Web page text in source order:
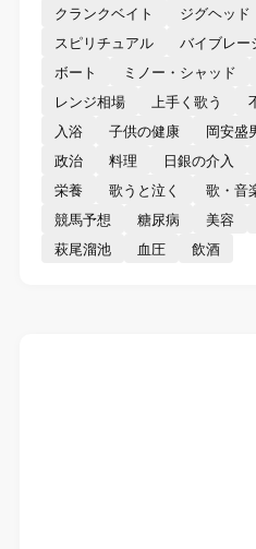
クランクベイト
ジグヘッド
スピリチュアル
バイブレー
ボート
ミノー・シャッド
レンジ相場
上手く歌う
入浴
子供の健康 岡安盛
政治
料理 日銀の介入
栄養
歌うと泣く 歌・音
競馬予想
糖尿病 美容
萩尾溜池
血圧 飲酒